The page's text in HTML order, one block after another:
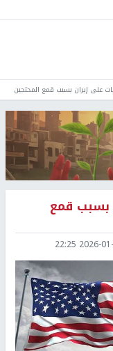
على إيران بسبب قمع المحتجين
بسبب قمع
2026-01-15